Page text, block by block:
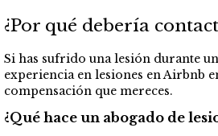
¿Por qué debería
Si has sufrido una lesión durante
experiencia en lesiones en Airbnb
compensación que mereces.
¿Qué hace un abogado de